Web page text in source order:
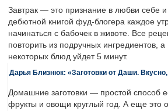
Завтрак — это признание в любви себе
дебютной книгой фуд-блогера каждое
начинаться с бабочек в животе. Все
повторить из подручных ингредиентов,
некоторых блюд уйдет 5 минут.
Дарья Близнюк: «Заготовки от Даши. Вкусно,
Домашние заготовки — простой способ
фрукты и овощи круглый год. А еще это